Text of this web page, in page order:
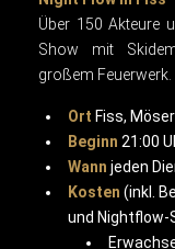
Über 150 Akteure
Show mit
großem Feuerwerk.
Ort Fiss,
Beginn 21:00
Wann jeden
Kosten (inkl.
und Nightflow-